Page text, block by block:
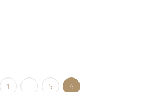
1 5 6